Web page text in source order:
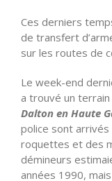
Ces derniers
de transfert
sur les routes de
Le week-end
a trouvé un
Dalton en Haute
police sont
roquettes et des
démineurs
années 1990,